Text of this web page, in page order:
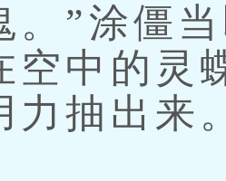
。”涂僵
空中的灵
力抽出来